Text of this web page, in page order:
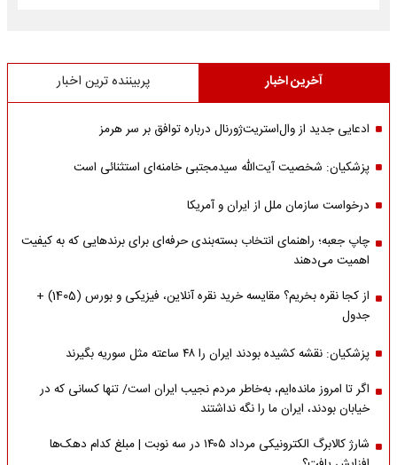
آخرین اخبار پربیننده ترین اخبار
ادعایی جدید از وال‌استریت‌ژورنال درباره توافق بر سر هرمز
پزشکیان: شخصیت آیت‌الله سیدمجتبی خامنه‌ای استثنائی است
درخواست سازمان ملل از ایران و آمریکا
چاپ جعبه؛ راهنمای انتخاب بسته‌بندی حرفه‌ای برای برندهایی که به کیفیت
اهمیت می‌دهند
از کجا نقره بخریم؟ مقایسه خرید نقره آنلاین، فیزیکی و بورس (1405) +
جدول
پزشکیان: نقشه کشیده بودند ایران را ۴۸ ساعته مثل سوریه بگیرند
اگر تا امروز مانده‌ایم، به‌خاطر مردم نجیب ایران است/ تنها کسانی که در
خیابان بودند، ایران ما را نگه نداشتند
شارژ کالابرگ الکترونیکی مرداد ۱۴۰۵ در سه نوبت | مبلغ کدام دهک‌ها